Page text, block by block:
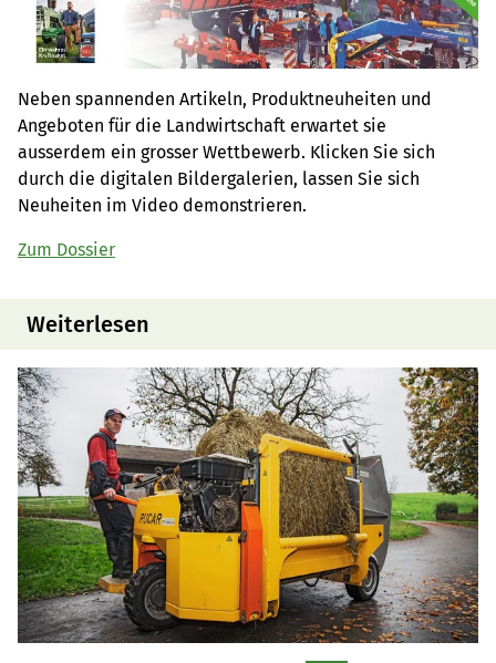
Neben spannenden Artikeln, Produktneuheiten und
Angeboten für die Landwirtschaft erwartet sie
ausserdem ein grosser Wettbewerb. Klicken Sie sich
durch die digitalen Bildergalerien, lassen Sie sich
Neuheiten im Video demonstrieren.
Zum Dossier
Weiterlesen